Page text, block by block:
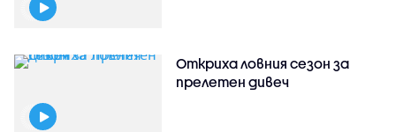
Откриха ловния сезон за
прелетен дивеч